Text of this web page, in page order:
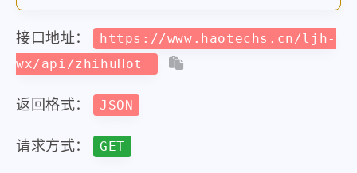
接口地址：
https://www.haotechs.cn/ljh-
wx/api/zhihuHot
返回格式： JSON
请求方式： GET